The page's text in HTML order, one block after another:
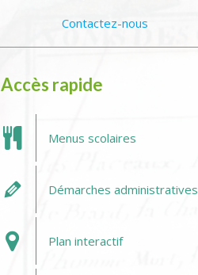
Contactez-nous
Accès rapide
Menus scolaires
Démarches administratives
Plan interactif